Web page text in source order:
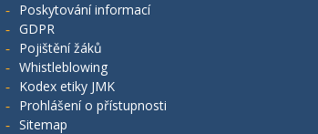
Poskytování informací
GDPR
Pojištění žáků
Whistleblowing
Kodex etiky JMK
Prohlášení o přístupnosti
Sitemap